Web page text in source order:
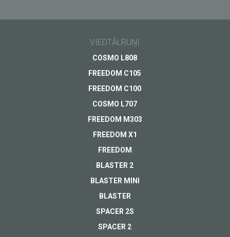
Mūsdienīgs 4G
metāla korpusā
SKATĪT
epastā!
VIEDTĀLRUŅI
COSMO L808
FREEDOM C105
FREEDOM C100
COSMO L707
FREEDOM M303
FREEDOM X1
FREEDOM
BLASTER 2
BLASTER MINI
BLASTER
SPACER 2S
SPACER 2